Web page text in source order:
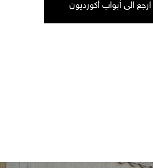
ارجع الى أبواب أكورديون